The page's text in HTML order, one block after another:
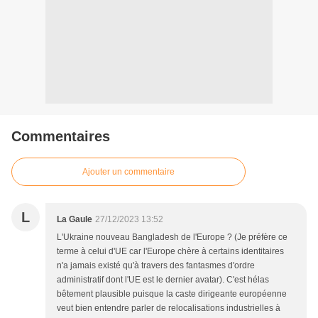
Commentaires
Ajouter un commentaire
L La Gaule 27/12/2023 13:52
L'Ukraine nouveau Bangladesh de l'Europe ? (Je préfère ce
terme à celui d'UE car l'Europe chère à certains identitaires
n'a jamais existé qu'à travers des fantasmes d'ordre
administratif dont l'UE est le dernier avatar). C'est hélas
bêtement plausible puisque la caste dirigeante européenne
veut bien entendre parler de relocalisations industrielles à